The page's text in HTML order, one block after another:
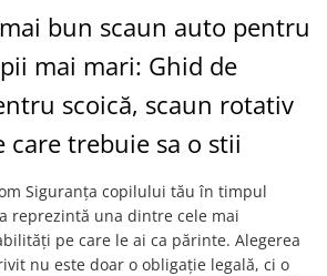
bun scaun auto pentru
mai mari: Ghid de
scoică, scaun rotativ
care trebuie sa o stii
Siguranța copilului tău în timpul
reprezintă una dintre cele mai
pe care le ai ca părinte. Alegerea
nu este doar o obligație legală, ci o